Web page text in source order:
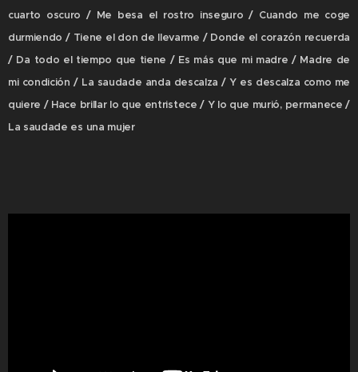
cuarto oscuro / Me besa el rostro inseguro / Cuando me coge
durmiendo / Tiene el don de llevarme / Donde el corazón recuerda
/ Da todo el tiempo que tiene / Es más que mi madre / Madre de
mi condición / La saudade anda descalza / Y es descalza como me
quiere / Hace brillar lo que entristece / Y lo que murió, permanece /
La saudade es una mujer